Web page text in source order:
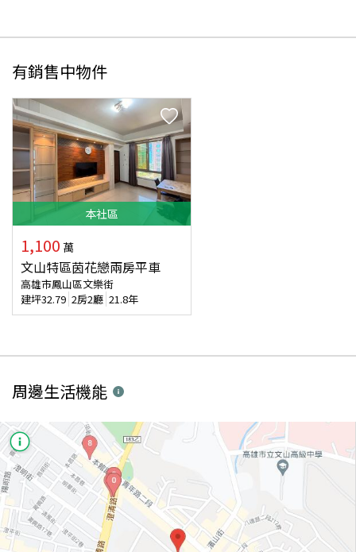
有銷售中物件
本社區
1,100 萬
文山特區茵花戀兩房平車
高雄市鳳山區文樂街
建坪32.79 2房2廳 21.8年
周邊生活機能